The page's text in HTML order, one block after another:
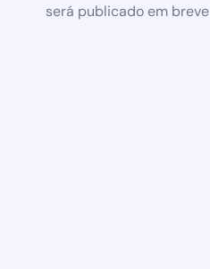
será publicado em breve